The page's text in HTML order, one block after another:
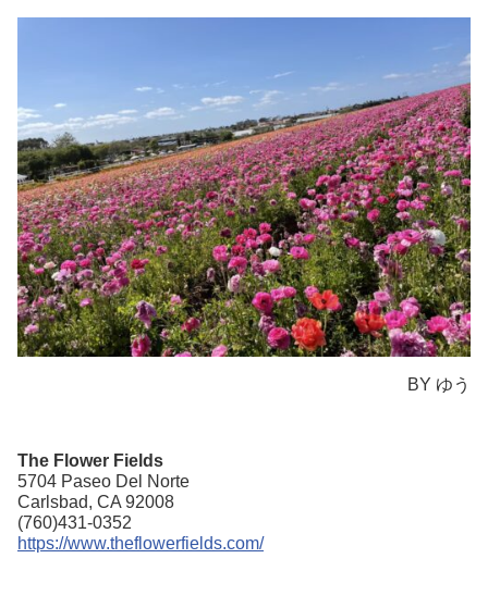
BY ゆう
The Flower Fields
5704 Paseo Del Norte
Carlsbad, CA 92008
(760)431-0352
https://www.theflowerfields.com/